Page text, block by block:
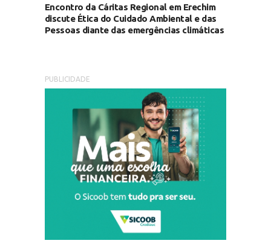
Encontro da Cáritas Regional em Erechim
discute Ética do Cuidado Ambiental e das
Pessoas diante das emergências climáticas
PUBLICIDADE